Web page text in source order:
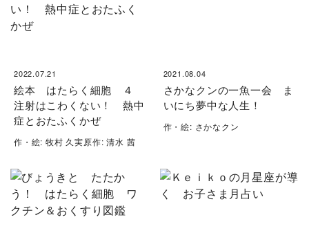
2022.07.21
絵本 はたらく細胞 ４
注射はこわくない！ 熱中
症とおたふくかぜ
作・絵: 牧村 久実原作: 清水 茜
2021.08.04
さかなクンの一魚一会 ま
いにち夢中な人生！
作・絵: さかなクン